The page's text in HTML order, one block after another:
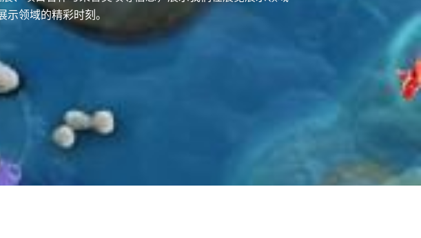
领域的精彩时刻。